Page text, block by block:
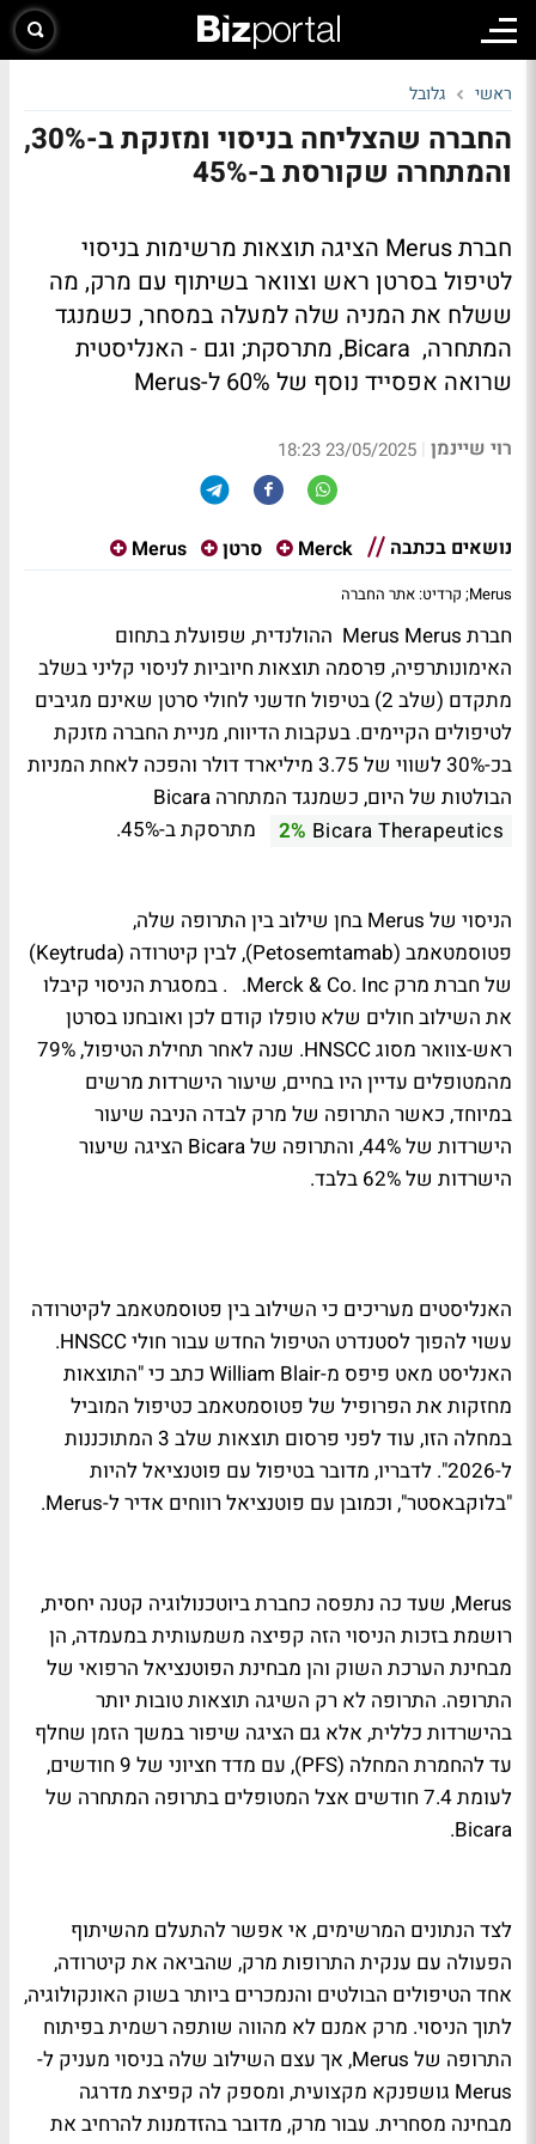
ראשי גלובל
החברה שהצליחה בניסוי ומזנקת ב-30%,
והמתחרה שקורסת ב-45%
חברת Merus הציגה תוצאות מרשימות בניסוי
לטיפול בסרטן ראש וצוואר בשיתוף עם מרק, מה
ששלח את המניה שלה למעלה במסחר, כשמנגד
המתחרה, Bicara, מתרסקת; וגם - האנליסטית
שרואה אפסייד נוסף של 60% ל-Merus
רוי שיינמן |
23/05/2025 18:23
נושאים בכתבה Merck סרטן Merus
Merus; קרדיט: אתר החברה
חברת Merus Merus
ההולנדית, שפועלת בתחום
האימונותרפיה, פרסמה תוצאות חיוביות לניסוי קליני בשלב
מתקדם (שלב 2) בטיפול חדשני לחולי סרטן שאינם מגיבים
לטיפולים הקיימים. בעקבות הדיווח, מניית החברה מזנקת
בכ-30% לשווי של 3.75 מיליארד דולר והפכה לאחת המניות
הבולטות של היום, כשמנגד המתחרה Bicara
Bicara Therapeutics
2% מתרסקת ב-45%.
הניסוי של Merus בחן שילוב בין התרופה שלה,
פטוסמטאמב (Petosemtamab), לבין קיטרודה (Keytruda)
של חברת מרק Merck & Co. Inc.
. במסגרת הניסוי קיבלו
את השילוב חולים שלא טופלו קודם לכן ואובחנו בסרטן
ראש-צוואר מסוג HNSCC. שנה לאחר תחילת הטיפול, 79%
מהמטופלים עדיין היו בחיים, שיעור הישרדות מרשים
במיוחד, כאשר התרופה של מרק לבדה הניבה שיעור
הישרדות של 44%, והתרופה של Bicara הציגה שיעור
הישרדות של 62% בלבד.
האנליסטים מעריכים כי השילוב בין פטוסמטאמב לקיטרודה
עשוי להפוך לסטנדרט הטיפול החדש עבור חולי HNSCC.
האנליסט מאט פיפס מ-William Blair כתב כי "התוצאות
מחזקות את הפרופיל של פטוסמטאמב כטיפול המוביל
במחלה הזו, עוד לפני פרסום תוצאות שלב 3 המתוכננות
ל-2026". לדבריו, מדובר בטיפול עם פוטנציאל להיות
"בלוקבאסטר", וכמובן עם פוטנציאל רווחים אדיר ל-Merus.
Merus, שעד כה נתפסה כחברת ביוטכנולוגיה קטנה יחסית,
רושמת בזכות הניסוי הזה קפיצה משמעותית במעמדה, הן
מבחינת הערכת השוק והן מבחינת הפוטנציאל הרפואי של
התרופה. התרופה לא רק השיגה תוצאות טובות יותר
בהישרדות כללית, אלא גם הציגה שיפור במשך הזמן שחלף
עד להחמרת המחלה (PFS), עם מדד חציוני של 9 חודשים,
לעומת 7.4 חודשים אצל המטופלים בתרופה המתחרה של
Bicara.
לצד הנתונים המרשימים, אי אפשר להתעלם מהשיתוף
הפעולה עם ענקית התרופות מרק, שהביאה את קיטרודה,
אחד הטיפולים הבולטים והנמכרים ביותר בשוק האונקולוגיה,
לתוך הניסוי. מרק אמנם לא מהווה שותפה רשמית בפיתוח
התרופה של Merus, אך עצם השילוב שלה בניסוי מעניק ל-
Merus גושפנקא מקצועית, ומספק לה קפיצת מדרגה
מבחינה מסחרית. עבור מרק, מדובר בהזדמנות להרחיב את